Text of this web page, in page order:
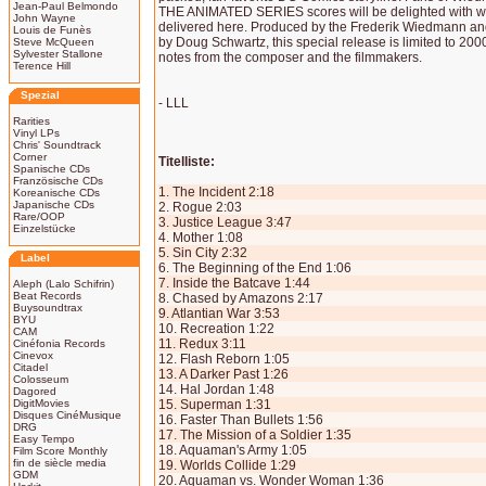
Jean-Paul Belmondo
John Wayne
Louis de Funès
Steve McQueen
Sylvester Stallone
Terence Hill
Spezial
Rarities
Vinyl LPs
Chris' Soundtrack
Corner
Spanische CDs
Französische CDs
Koreanische CDs
Japanische CDs
Rare/OOP
Einzelstücke
Label
Aleph (Lalo Schifrin)
Beat Records
Buysoundtrax
BYU
CAM
Cinéfonia Records
Cinevox
Citadel
Colosseum
Dagored
DigitMovies
Disques CinéMusique
DRG
Easy Tempo
Film Score Monthly
fin de siècle media
GDM
THE ANIMATED SERIES scores will be delighted with
delivered here. Produced by the Frederik Wiedmann
by Doug Schwartz, this special release is limited to
notes from the composer and the filmmakers.
- LLL
Titelliste:
1. The Incident 2:18
2. Rogue 2:03
3. Justice League 3:47
4. Mother 1:08
5. Sin City 2:32
6. The Beginning of the End 1:06
7. Inside the Batcave 1:44
8. Chased by Amazons 2:17
9. Atlantian War 3:53
10. Recreation 1:22
11. Redux 3:11
12. Flash Reborn 1:05
13. A Darker Past 1:26
14. Hal Jordan 1:48
15. Superman 1:31
16. Faster Than Bullets 1:56
17. The Mission of a Soldier 1:35
18. Aquaman's Army 1:05
19. Worlds Collide 1:29
20. Aquaman vs. Wonder Woman 1:36